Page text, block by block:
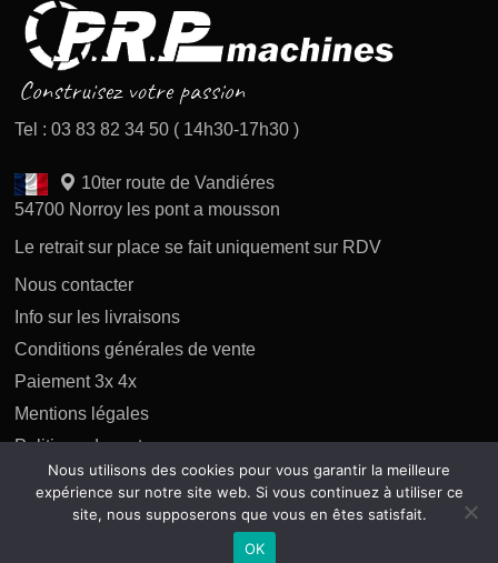
Tel : 03 83 82 34 50 ( 14h30-17h30 )
10ter route de Vandiéres
54700 Norroy les pont a mousson
Le retrait sur place se fait uniquement sur RDV
Nous contacter
Info sur les livraisons
Conditions générales de vente
Paiement 3x 4x
Mentions légales
Politique des retours
Politique de confidentialité
Copyright 2026 tous droits réservés AP Difusion
Nous utilisons des cookies pour vous garantir la meilleure
expérience sur notre site web. Si vous continuez à utiliser ce
site, nous supposerons que vous en êtes satisfait.
OK